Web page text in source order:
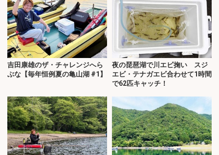
吉田康雄のザ・チャレンジへら
ぶな【毎年恒例夏の亀山湖 #1】
夜の琵琶湖で川エビ掬い スジ
エビ・テナガエビ合わせて1時間
で62匹キャッチ！